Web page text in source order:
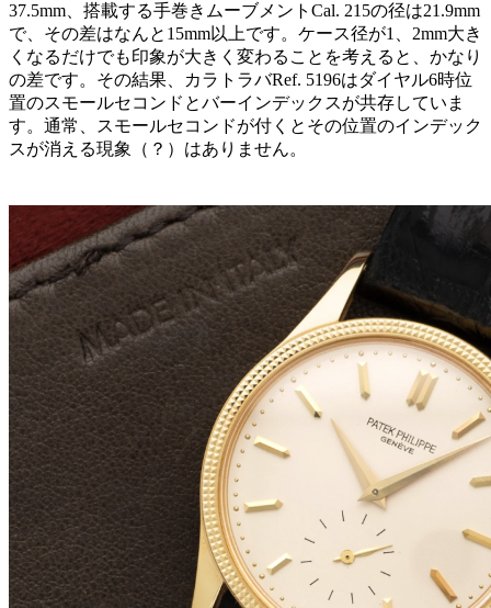
37.5mm、搭載する手巻きムーブメントCal. 215の径は21.9mm
で、その差はなんと15mm以上です。ケース径が1、2mm大き
くなるだけでも印象が大きく変わることを考えると、かなり
の差です。その結果、カラトラバRef. 5196はダイヤル6時位
置のスモールセコンドとバーインデックスが共存していま
す。通常、スモールセコンドが付くとその位置のインデック
スが消える現象（？）はありません。